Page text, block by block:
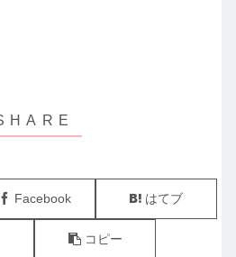
Facebook はてブ
コピー